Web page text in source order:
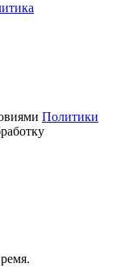
Политики